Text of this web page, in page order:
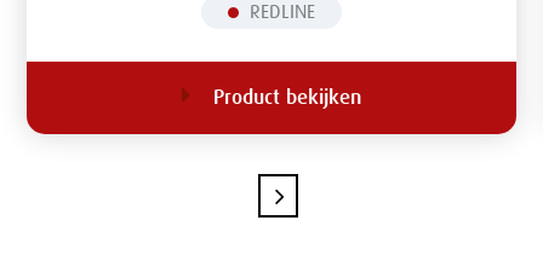
REDLINE
Product bekijken